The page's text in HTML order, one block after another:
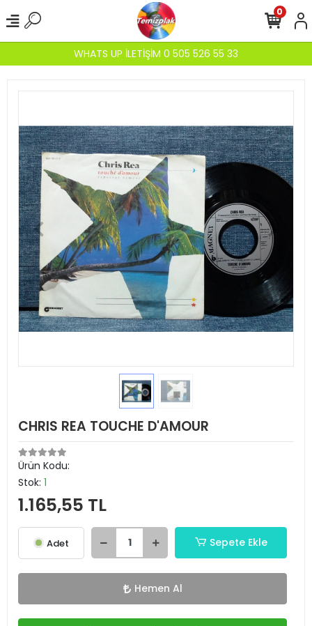
WHATS UP İLETİŞİM 0 505 526 55 33
0
CHRIS REA TOUCHE D'AMOUR
Ürün Kodu:
Stok: 1
1.165,55 TL
Adet Sepete Ekle
Hemen Al